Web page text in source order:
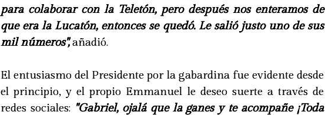
para colaborar con la Teletón, pero después nos enteramos de
que era la Lucatón, entonces se quedó. Le salió justo uno de sus
mil números",añadió.
El entusiasmo del Presidente por la gabardina fue evidente desde
el principio, y el propio Emmanuel le deseo suerte a través de
redes sociales: "Gabriel, ojalá que la ganes y te acompañe ¡Toda